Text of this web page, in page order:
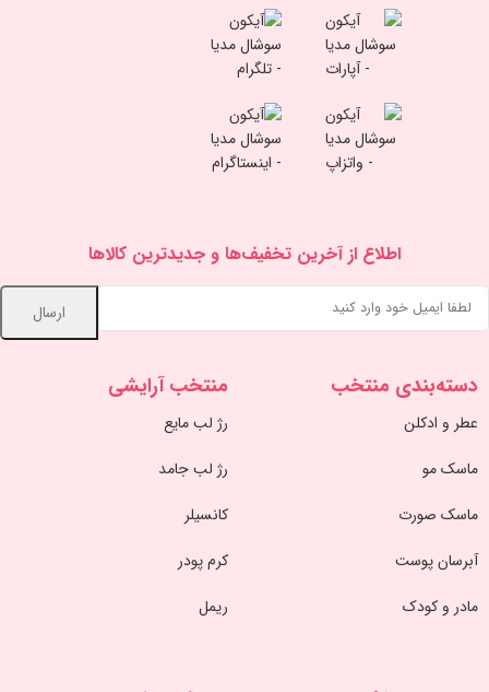
اطلاع از آخرین تخفیف‌ها و جدیدترین کالاها
دسته‌بندی منتخب
عطر و ادکلن
ماسک مو
ماسک صورت
آبرسان پوست
مادر و کودک
منتخب آرایشی
رژ لب مایع
رژ لب جامد
کانسیلر
کرم پودر
ریمل